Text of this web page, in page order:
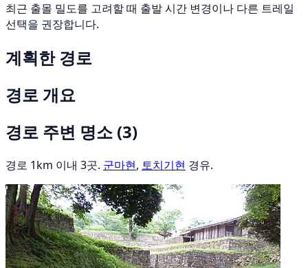
최근 출몰 밀도를 고려할 때 출발 시간 변경이나 다른 트레일
선택을 권장합니다.
계획한 경로
경로 개요
경로 주변 명소 (3)
경로 1km 이내 3곳. 군마현, 토치기현 경유.